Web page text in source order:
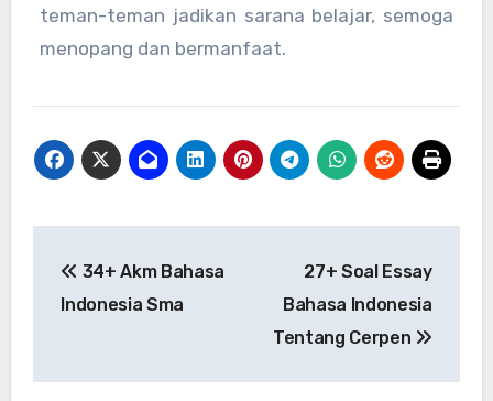
teman-teman jadikan sarana belajar, semoga
menopang dan bermanfaat.
navigation
34+ Akm Bahasa
Indonesia Sma
27+ Soal Essay
Bahasa Indonesia
Tentang Cerpen